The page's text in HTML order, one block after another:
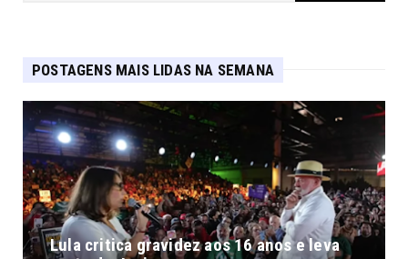
POSTAGENS MAIS LIDAS NA SEMANA
Lula critica gravidez aos 16 anos e leva